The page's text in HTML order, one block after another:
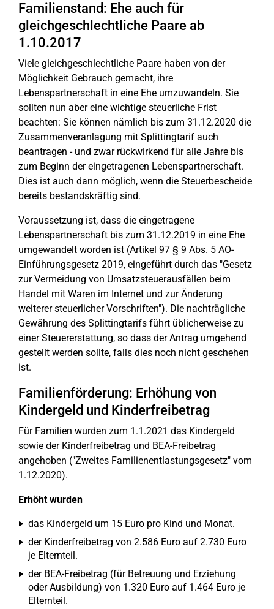
Familienstand: Ehe auch für
gleichgeschlechtliche Paare ab
1.10.2017
Viele gleichgeschlechtliche Paare haben von der
Möglichkeit Gebrauch gemacht, ihre
Lebenspartnerschaft in eine Ehe umzuwandeln. Sie
sollten nun aber eine wichtige steuerliche Frist
beachten: Sie können nämlich bis zum 31.12.2020 die
Zusammenveranlagung mit Splittingtarif auch
beantragen - und zwar rückwirkend für alle Jahre bis
zum Beginn der eingetragenen Lebenspartnerschaft.
Dies ist auch dann möglich, wenn die Steuerbescheide
bereits bestandskräftig sind.
Voraussetzung ist, dass die eingetragene
Lebenspartnerschaft bis zum 31.12.2019 in eine Ehe
umgewandelt worden ist (Artikel 97 § 9 Abs. 5 AO-
Einführungsgesetz 2019, eingeführt durch das "Gesetz
zur Vermeidung von Umsatzsteuerausfällen beim
Handel mit Waren im Internet und zur Änderung
weiterer steuerlicher Vorschriften"). Die nachträgliche
Gewährung des Splittingtarifs führt üblicherweise zu
einer Steuererstattung, so dass der Antrag umgehend
gestellt werden sollte, falls dies noch nicht geschehen
ist.
Familienförderung: Erhöhung von
Kindergeld und Kinderfreibetrag
Für Familien wurden zum 1.1.2021 das Kindergeld
sowie der Kinderfreibetrag und BEA-Freibetrag
angehoben ("Zweites Familienentlastungsgesetz" vom
1.12.2020).
Erhöht wurden
das Kindergeld um 15 Euro pro Kind und Monat.
der Kinderfreibetrag von 2.586 Euro auf 2.730 Euro
je Elternteil.
der BEA-Freibetrag (für Betreuung und Erziehung
oder Ausbildung) von 1.320 Euro auf 1.464 Euro je
Elternteil.